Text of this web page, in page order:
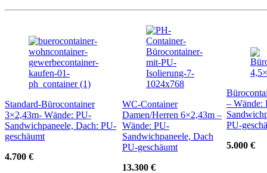
Standard-Bürocontainer
3×2,43m- Wände: PU-
Sandwichpaneele, Dach: PU-
geschäumt
4.700 €
WC-Container
Damen/Herren 6×2,43m –
Wände: PU-
Sandwichpaneele, Dach
PU-geschäumt
13.300 €
– Wände:
PU-
5.000 €